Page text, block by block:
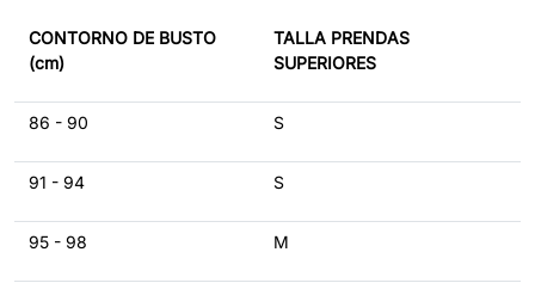
CONTORNO DE BUSTO
(cm)
TALLA PRENDAS
SUPERIORES
86 - 90 S
91 - 94 S
95 - 98 M